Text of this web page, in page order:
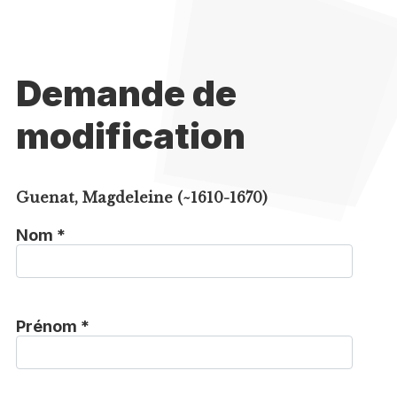
Demande de
modification
Guenat, Magdeleine (~1610-1670)
Nom *
Prénom *